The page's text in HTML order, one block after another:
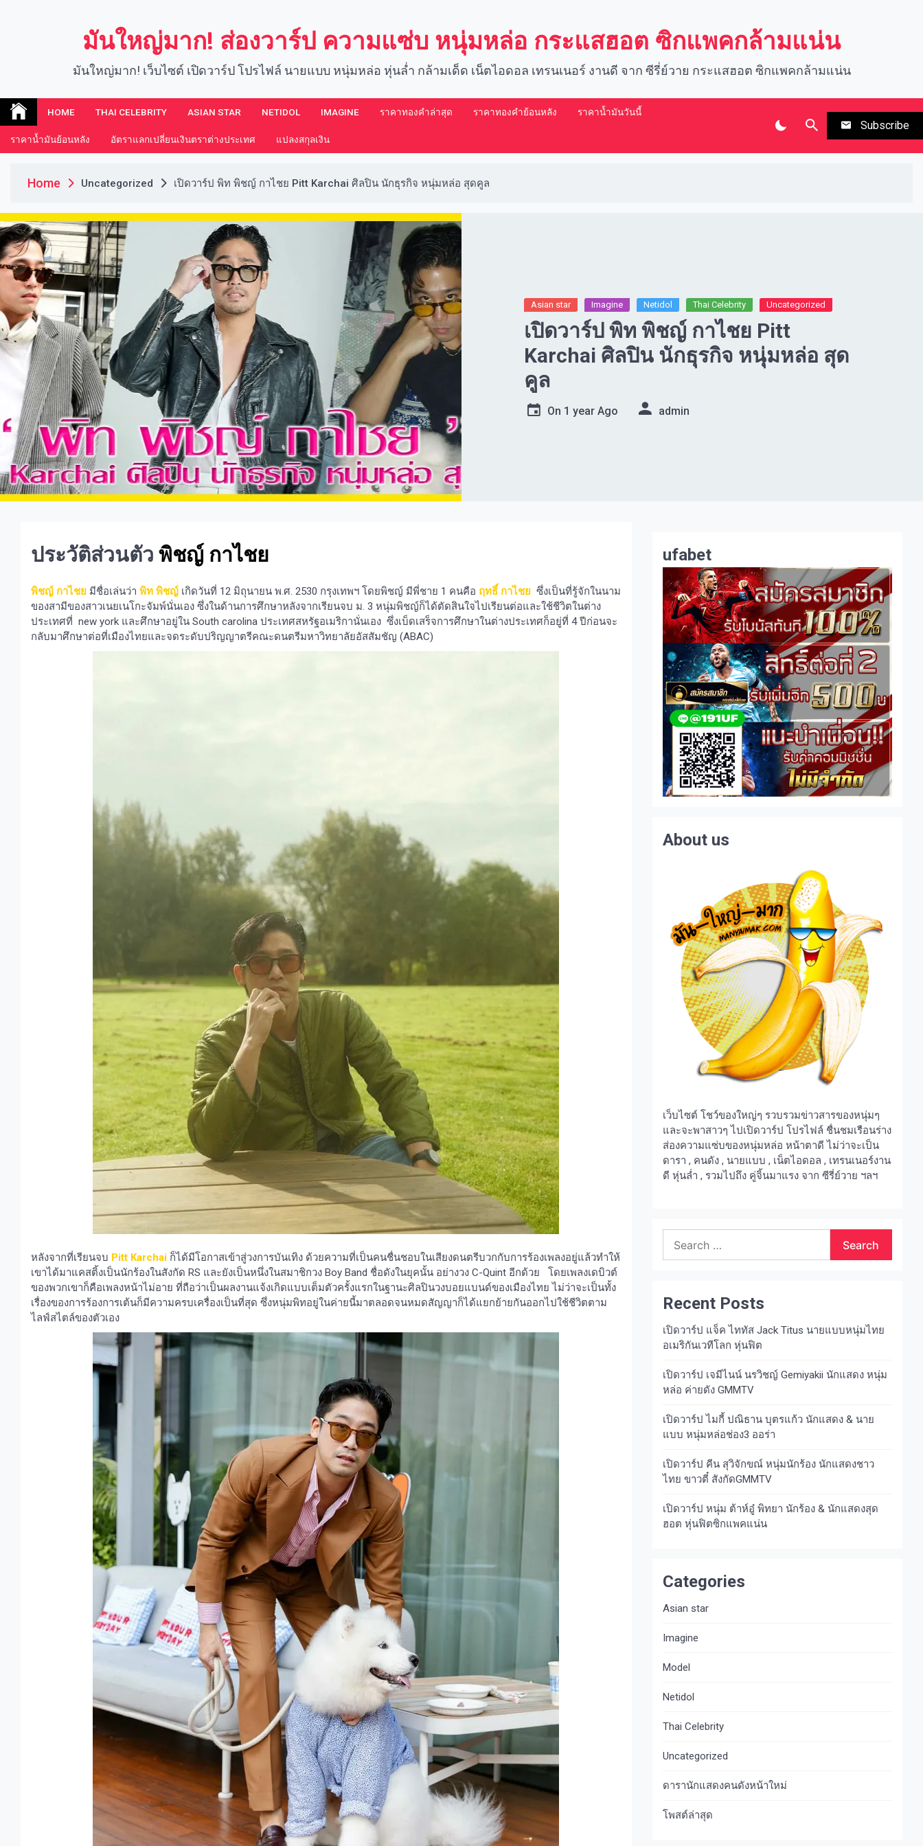
มันใหญ่มาก! ส่องวาร์ป ความแซ่บ หนุ่มหล่อ กระแสฮอต ซิกแพคกล้ามแน่น
มันใหญ่มาก! เว็บไซต์ เปิดวาร์ป โปรไฟล์ นายแบบ หนุ่มหล่อ หุ่นล่ำ กล้ามเด็ด เน็ตไอดอล เทรนเนอร์ งานดี จาก ซีรี่ย์วาย กระแสฮอต ซิกแพคกล้ามแน่น
HOME THAI CELEBRITY ASIAN STAR NETIDOL IMAGINE​ ราคาทองคำล่าสุด ราคาทองคำย้อนหลัง ราคาน้ำมันวันนี้
ราคาน้ำมันย้อนหลัง อัตราแลกเปลี่ยนเงินตราต่างประเทศ แปลงสกุลเงิน
Subscribe
Home Uncategorized เปิดวาร์ป พิท พิชญ์ กาไชย Pitt Karchai ศิลปิน นักธุรกิจ หนุ่มหล่อ สุดคูล
Asian star Imagine​ Netidol Thai Celebrity Uncategorized
เปิดวาร์ป พิท พิชญ์ กาไชย Pitt
Karchai ศิลปิน นักธุรกิจ หนุ่มหล่อ สุด
คูล
On 1 year Ago admin
ประวัติส่วนตัว พิชญ์ กาไชย
พิชญ์ กาไชย มีชื่อเล่นว่า พิท พิชญ์ เกิดวันที่ 12 มิถุนายน พ.ศ. 2530 กรุงเทพฯ โดยพิชญ์ มีพี่ชาย 1 คนคือ ฤทธิ์ กาไชย ซึ่งเป็นที่รู้จักในนาม
ของสามีของสาวเนยเนโกะจัมพ์นั่นเอง ซึ่งในด้านการศึกษาหลังจากเรียนจบ ม. 3 หนุ่มพิชญ์ก็ได้ตัดสินใจไปเรียนต่อและใช้ชีวิตในต่าง
ประเทศที่ new york และศึกษาอยู่ใน South carolina ประเทศสหรัฐอเมริกานั่นเอง ซึ่งเบ็ดเสร็จการศึกษาในต่างประเทศก็อยู่ที่ 4 ปีก่อนจะ
กลับมาศึกษาต่อที่เมืองไทยและจดระดับปริญญาตรีคณะดนตรีมหาวิทยาลัยอัสสัมชัญ (ABAC)
หลังจากที่เรียนจบ Pitt Karchai ก็ได้มีโอกาสเข้าสู่วงการบันเทิง ด้วยความที่เป็นคนชื่นชอบในเสียงดนตรีบวกกับการร้องเพลงอยู่แล้วทำให้
เขาได้มาแคสติ้งเป็นนักร้องในสังกัด RS และยังเป็นหนึ่งในสมาชิกวง Boy Band ชื่อดังในยุคนั้น อย่างวง C-Quint อีกด้วย โดยเพลงเดบิวต์
ของพวกเขาก็คือเพลงหน้าไม่อาย ที่ถือว่าเป็นผลงานแจ้งเกิดแบบเต็มตัวครั้งแรกในฐานะศิลปินวงบอยแบนด์ของเมืองไทย ไม่ว่าจะเป็นทั้ง
เรื่องของการร้องการเต้นก็มีความครบเครื่องเป็นที่สุด ซึ่งหนุ่มพิทอยู่ในค่ายนี้มาตลอดจนหมดสัญญาก็ได้แยกย้ายกันออกไปใช้ชีวิตตาม
ไลฟ์สไตล์ของตัวเอง
ufabet
About us
เว็บไซต์ โชว์ของใหญ่ๆ รวบรวมข่าวสารของหนุ่มๆ
และจะพาสาวๆ ไปเปิดวาร์ป โปรไฟล์ ชื่นชมเรือนร่าง
ส่องความแซ่บของหนุ่มหล่อ หน้าตาดี ไม่ว่าจะเป็น
ดารา , คนดัง , นายแบบ , เน็ตไอดอล , เทรนเนอร์งาน
ดี หุ่นล่ำ , รวมไปถึง คู่จิ้นมาแรง จาก ซีรี่ย์วาย ฯลฯ
for:
Recent Posts
เปิดวาร์ป แจ็ค ไททัส Jack Titus นายแบบหนุ่มไทย
อเมริกันเวทีโลก หุ่นฟิต
เปิดวาร์ป เจมีไนน์ นรวิชญ์ Gemiyakii นักแสดง หนุ่ม
หล่อ ค่ายดัง GMMTV
เปิดวาร์ป ไมกี้ ปณิธาน บุตรแก้ว นักแสดง & นาย
แบบ หนุ่มหล่อช่อง3 ออร่า
เปิดวาร์ป คีน สุวิจักขณ์ หนุ่มนักร้อง นักแสดงชาว
ไทย ขาวตี๋ สังกัดGMMTV
เปิดวาร์ป หนุ่ม ต้าห์อู๋ พิทยา นักร้อง & นักแสดงสุด
ฮอต หุ่นฟิตซิกแพคแน่น
Categories
Asian star
Imagine​
Model
Netidol
Thai Celebrity
Uncategorized
ดารานักแสดงคนดังหน้าใหม่
โพสต์ล่าสุด